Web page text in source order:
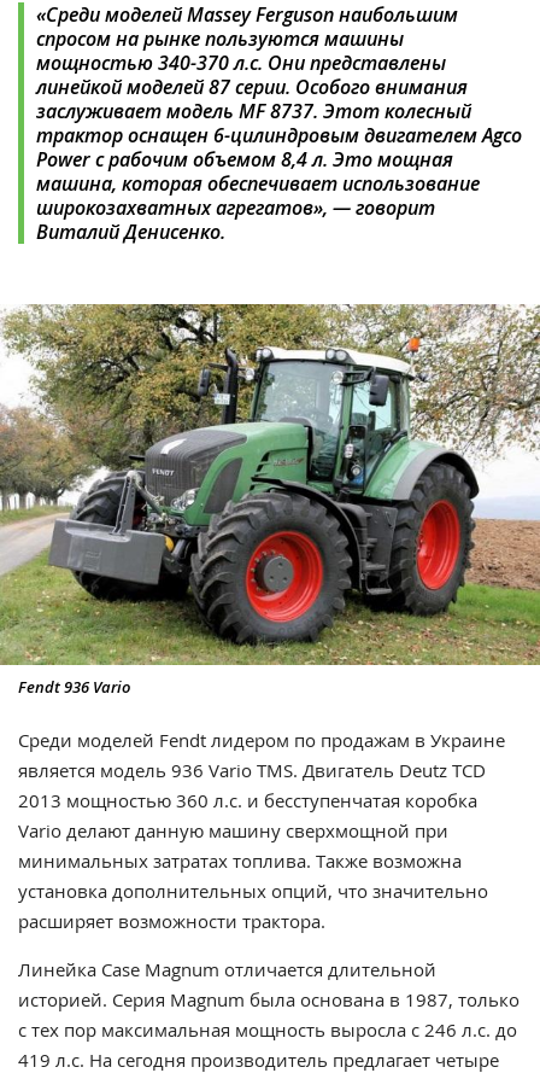
«Среди моделей Massey Ferguson наибольшим
спросом на рынке пользуются машины
мощностью 340-370 л.с. Они представлены
линейкой моделей 87 серии. Особого внимания
заслуживает модель MF 8737. Этот колесный
трактор оснащен 6-цилиндровым двигателем Agco
Power с рабочим объемом 8,4 л. Это мощная
машина, которая обеспечивает использование
широкозахватных агрегатов», — говорит
Виталий Денисенко.
Fendt 936 Vario
Среди моделей Fendt лидером по продажам в Украине
является модель 936 Vario TMS. Двигатель Deutz TCD
2013 мощностью 360 л.с. и бесступенчатая коробка
Vario делают данную машину сверхмощной при
минимальных затратах топлива. Также возможна
установка дополнительных опций, что значительно
расширяет возможности трактора.
Линейка Case Magnum отличается длительной
историей. Серия Magnum была основана в 1987, только
с тех пор максимальная мощность выросла с 246 л.с. до
419 л.с. На сегодня производитель предлагает четыре